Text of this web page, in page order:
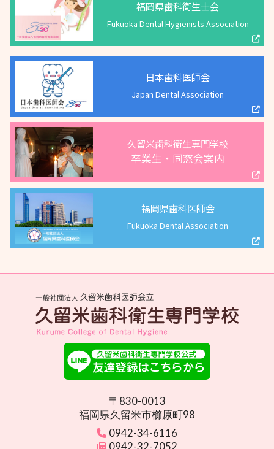
福岡県歯科衛生士会
Fukuoka Dental Hygienists Association
日本歯科医師会
Japan Dental Association
久留米歯科衛生専門学校
卒業生・同窓会案内
福岡県歯科医師会
Fukuoka Dental Association
〒830-0013
福岡県久留米市櫛原町98
0942-34-6116